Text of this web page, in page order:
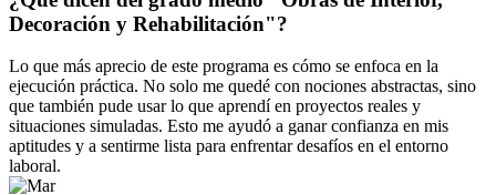
Decoración y Rehabilitación"?
Lo que más aprecio de este programa es cómo se enfoca en la
ejecución práctica. No solo me quedé con nociones abstractas, sino
que también pude usar lo que aprendí en proyectos reales y
situaciones simuladas. Esto me ayudó a ganar confianza en mis
aptitudes y a sentirme lista para enfrentar desafíos en el entorno
laboral.